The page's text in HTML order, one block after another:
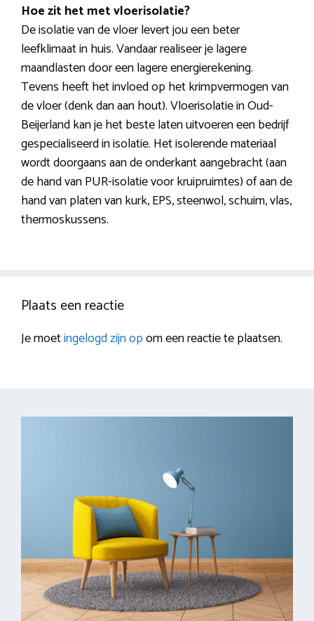
Hoe zit het met vloerisolatie?
De isolatie van de vloer levert jou een beter
leefklimaat in huis. Vandaar realiseer je lagere
maandlasten door een lagere energierekening.
Tevens heeft het invloed op het krimpvermogen van
de vloer (denk dan aan hout). Vloerisolatie in Oud-
Beijerland kan je het beste laten uitvoeren een bedrijf
gespecialiseerd in isolatie. Het isolerende materiaal
wordt doorgaans aan de onderkant aangebracht (aan
de hand van PUR-isolatie voor kruipruimtes) of aan de
hand van platen van kurk, EPS, steenwol, schuim, vlas,
thermoskussens.
Plaats een reactie
Je moetingelogd zijn opom een reactie te plaatsen.